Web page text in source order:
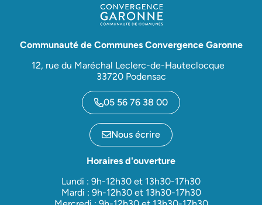
Communauté de Communes Convergence Garonne
12, rue du Maréchal Leclerc-de-Hauteclocque
33720 Podensac
05 56 76 38 00
Nous écrire
Horaires d'ouverture
Lundi : 9h-12h30 et 13h30-17h30
Mardi : 9h-12h30 et 13h30-17h30